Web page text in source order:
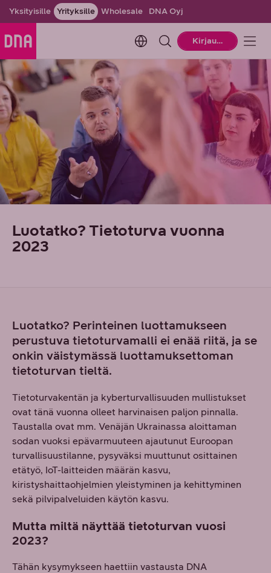
Yksityisille Yrityksille Wholesale DNA Oyj
Change language. Current
Kirjaudu
Luotatko? Tietoturva vuonna
2023
Luotatko? Perinteinen luottamukseen
perustuva tietoturvamalli ei enää riitä, ja se
onkin väistymässä luottamuksettoman
tietoturvan tieltä.
Tietoturvakentän ja kyberturvallisuuden mullistukset
ovat tänä vuonna olleet harvinaisen paljon pinnalla.
Taustalla ovat mm. Venäjän Ukrainassa aloittaman
sodan vuoksi epävarmuuteen ajautunut Euroopan
turvallisuustilanne, pysyväksi muuttunut osittainen
etätyö, IoT-laitteiden määrän kasvu,
kiristyshaittaohjelmien yleistyminen ja kehittyminen
sekä pilvipalveluiden käytön kasvu.
Mutta miltä näyttää tietoturvan vuosi
2023?
Tähän kysymykseen haettiin vastausta DNA